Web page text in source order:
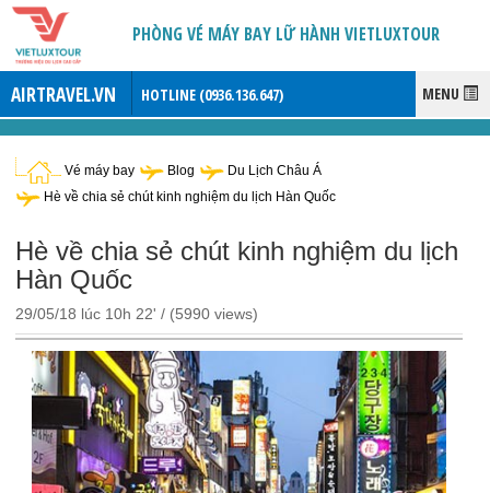
PHÒNG VÉ MÁY BAY LỮ HÀNH VIETLUXTOUR
AIRTRAVEL.VN HOTLINE (0936.136.647) MENU
Vé máy bay Blog
Du Lịch Châu Á
Hè về chia sẻ chút kinh nghiệm du lịch Hàn Quốc
Hè về chia sẻ chút kinh nghiệm du lịch
Hàn Quốc
29/05/18 lúc 10h 22' / (5990 views)